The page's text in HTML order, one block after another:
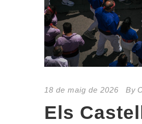
18 de maig de 2026 By
Els